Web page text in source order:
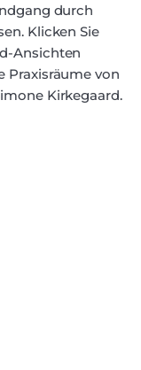
durch
Klicken Sie
Ansichten
Praxisräume von
Kirkegaard.